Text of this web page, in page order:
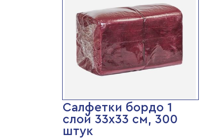
Салфетки бордо 1
слой 33х33 см, 300
штук